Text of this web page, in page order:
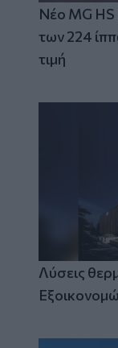
Νέο MG HS
των 224
τιμή
Λύσεις